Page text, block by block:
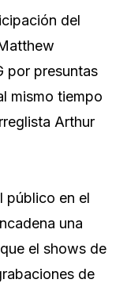
del
por presuntas
mismo tiempo
Arthur
público en el
una
el shows de
de